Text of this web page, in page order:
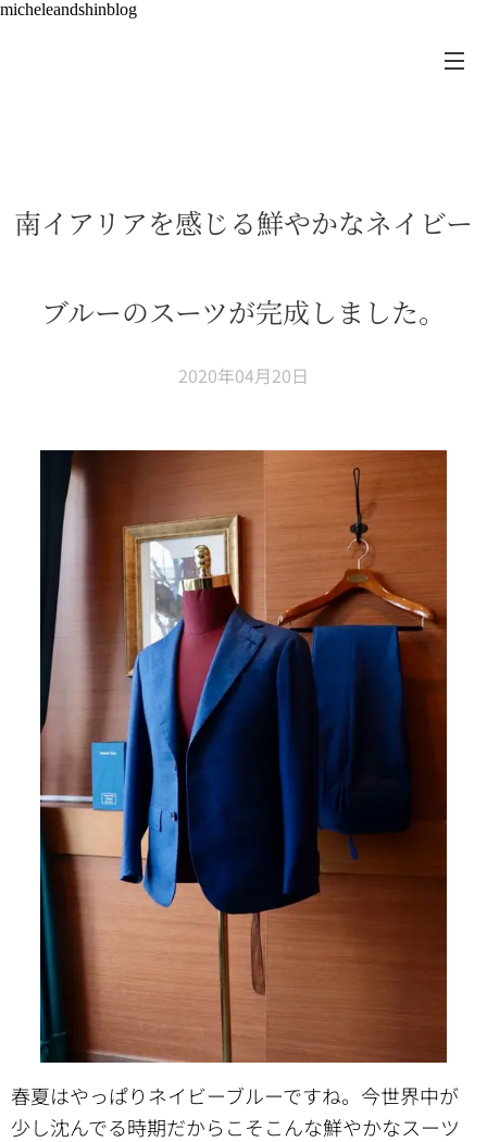
micheleandshinblog
南イアリアを感じる鮮やかなネイビー
ブルーのスーツが完成しました。
2020年04月20日
春夏はやっぱりネイビーブルーですね。今世界中が
少し沈んでる時期だからこそこんな鮮やかなスーツ